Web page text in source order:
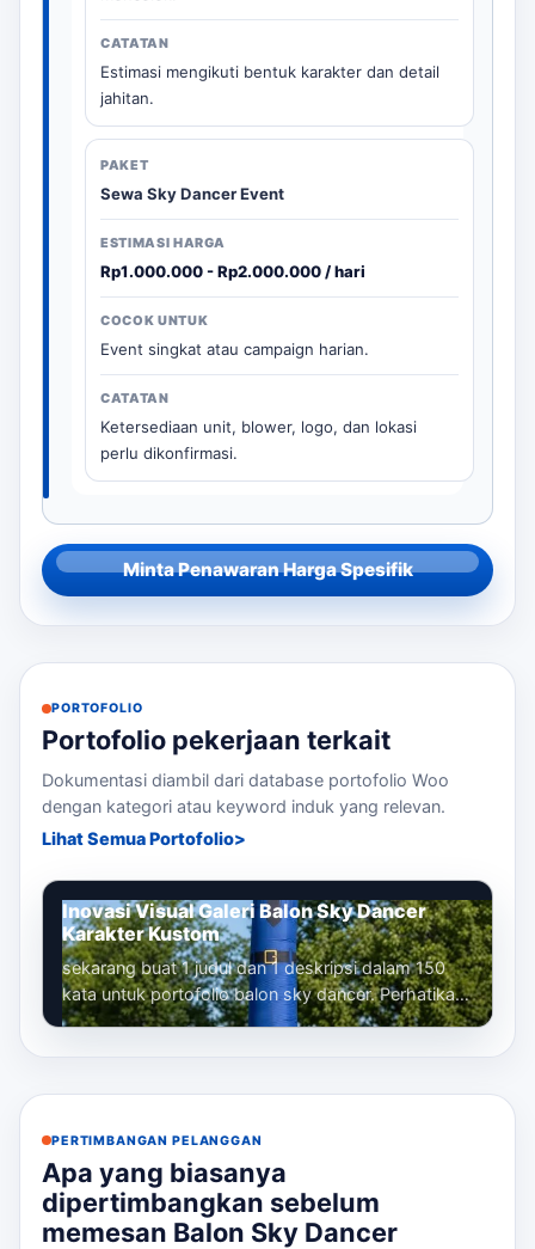
Estimasi mengikuti bentuk karakter dan detail
jahitan.
Sewa Sky Dancer Event
Rp1.000.000 - Rp2.000.000 / hari
Event singkat atau campaign harian.
Ketersediaan unit, blower, logo, dan lokasi
perlu dikonfirmasi.
Minta Penawaran Harga Spesifik
PORTOFOLIO
Portofolio pekerjaan terkait
Dokumentasi diambil dari database portofolio Woo
dengan kategori atau keyword induk yang relevan.
Lihat Semua Portofolio
Inovasi Visual Galeri Balon Sky Dancer
Karakter Kustom
sekarang buat 1 judul dan 1 deskripsi dalam 150
kata untuk portofolio balon sky dancer. Perhatikan
bahwa kita sudah membuat banyak...
PERTIMBANGAN PELANGGAN
Apa yang biasanya
dipertimbangkan sebelum
memesan Balon Sky Dancer